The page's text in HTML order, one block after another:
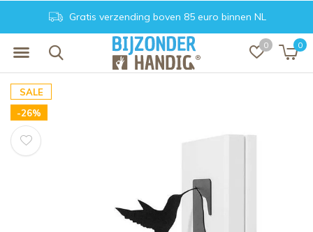
0 0
Achteraf betalen. Veilig en vertrouwd
SALE
-26%